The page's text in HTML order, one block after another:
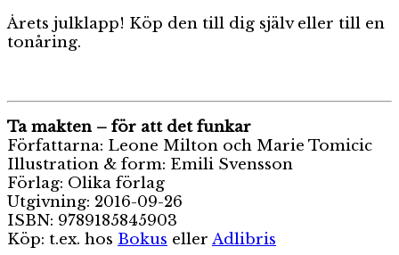
Årets julklapp! Köp den till dig själv eller till en
tonåring.
Ta makten – för att det funkar
Författarna: Leone Milton och Marie Tomicic
Illustration & form: Emili Svensson
Förlag: Olika förlag
Utgivning: 2016-09-26
ISBN: 9789185845903
Köp: t.ex. hos Bokus eller Adlibris